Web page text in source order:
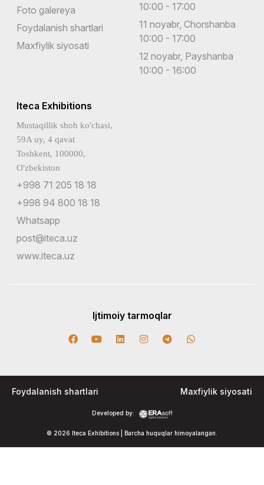
Foto galereya
Foydalanish shartlari
Maxfiylik siyosati
10:00 - 17:00
11 noyabr, Chorshanba
10:00 - 17:00
12 noyabr, Payshanba
10:00 - 16:00
Iteca Exhibitions
Mustaqillik shoh ko'chasi,
59A uy, 4 qavat
Toshkent, 100000,
O'zbekiston
+998 71 205 18 18
+998 94 800 18 18
Whatsapp
post@iteca.uz
www.iteca.uz
Ijtimoiy tarmoqlar
© 2026 Iteca Exhibitions | Barcha huquqlar himoyalangan.
Developed by:
Foydalanish shartlari Maxfiylik siyosati